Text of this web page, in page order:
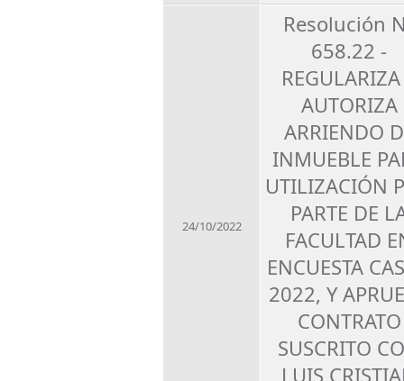
24/10/2022
Resolución
658.22 -
AUTORIZA
ARRIENDO
INMUEBLE
UTILIZACIÓN
PARTE DE
FACULTAD
ENCUESTA
2022, Y
CONTRATO
SUSCRITO
LUIS